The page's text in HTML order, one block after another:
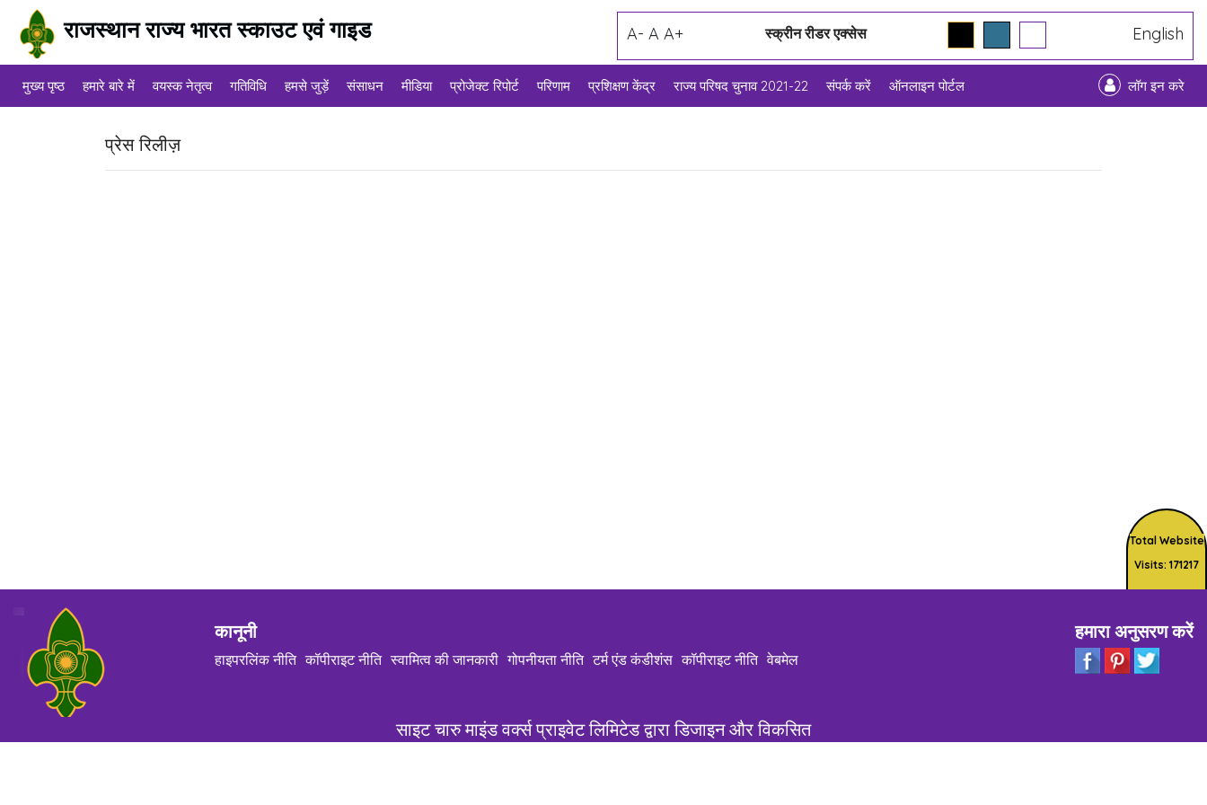
राजस्थान राज्य भारत स्काउट एवं गाइड A- A A+ स्क्रीन रीडर एक्सेस English
मुख्य पृष्ठ हमारे बारे में वयस्क नेतृत्व गतिविधि हमसे जुड़ें संसाधन मीडिया प्रोजेक्ट रिपोर्ट परिणाम प्रशिक्षण केंद्र लॉग इन करे
राज्य परिषद चुनाव 2021-22 संपर्क करें ऑनलाइन पोर्टल
प्रेस रिलीज़
Total Website
Visits: 171217
कानूनी
हाइपरलिंक नीति कॉपीराइट नीति स्वामित्व की जानकारी गोपनीयता नीति टर्म एंड कंडीशंस कॉपीराइट नीति वेबमेल
हमारा अनुसरण करें
साइट चारु माइंड वर्क्स प्राइवेट लिमिटेड द्वारा डिजाइन और विकसित